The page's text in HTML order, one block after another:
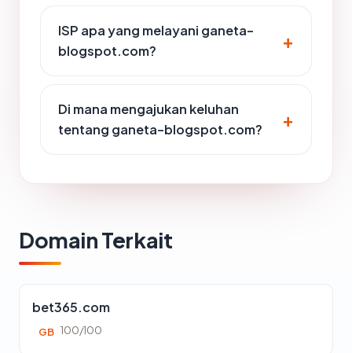
ISP apa yang melayani ganeta-
blogspot.com?
Di mana mengajukan keluhan
tentang ganeta-blogspot.com?
Domain Terkait
bet365.com
GB 100/100